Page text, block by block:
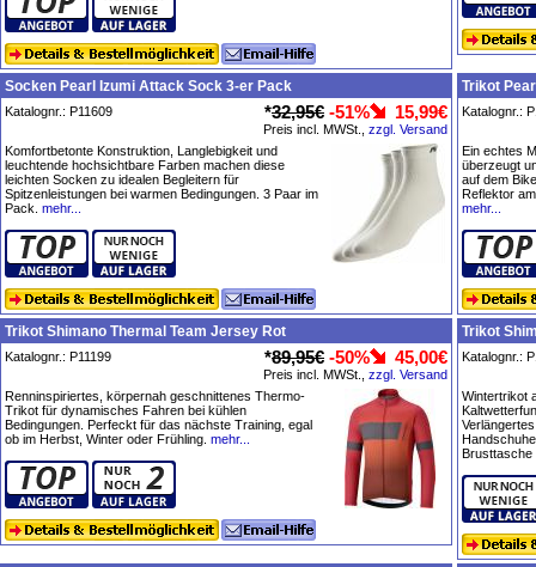
Socken Pearl Izumi Attack Sock 3-er Pack
Katalognr.: P11609 *32,95€ -51% 15,99€
Preis incl. MWSt., zzgl. Versand
Komfortbetonte Konstruktion, Langlebigkeit und
leuchtende hochsichtbare Farben machen diese
leichten Socken zu idealen Begleitern für
Spitzenleistungen bei warmen Bedingungen. 3 Paar im
Pack. mehr...
Trikot
Katalognr.:
Ein echtes
überzeugt
auf dem
Reflektor
mehr...
Trikot Shimano Thermal Team Jersey Rot
Katalognr.: P11199 *89,95€ -50% 45,00€
Preis incl. MWSt., zzgl. Versand
Renninspiriertes, körpernah geschnittenes Thermo-
Trikot für dynamisches Fahren bei kühlen
Bedingungen. Perfeckt für das nächste Training, egal
ob im Herbst, Winter oder Frühling. mehr...
Trikot
Katalognr.:
Wintertrikot
Brusttasche